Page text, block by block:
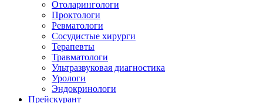
Отоларингологи
Проктологи
Ревматологи
Сосудистые хирурги
Терапевты
Травматологи
Ультразвуковая диагностика
Урологи
Эндокринологи
Прейскурант